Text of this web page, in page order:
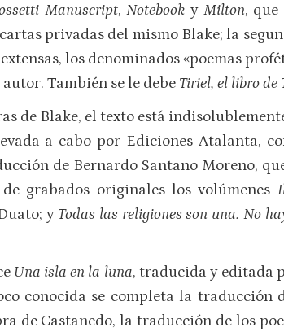
Manuscript,Notebook y Milton,
privadas del mismo Blake; la
los denominados «poemas
También se le debe Tiriel, el libro de
de Blake, el texto está
a cabo por Ediciones Atalanta,
de Bernardo Santano Moreno,
grabados originales los volúmenes
y Todas las religiones son una. No
Una isla en la luna, traducida y editada
conocida se completa la
de Castanedo, la traducción de los